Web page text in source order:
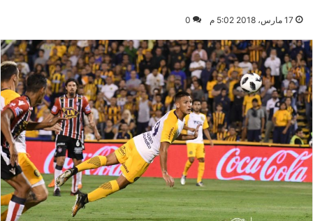
17 مارس، 2018 5:02 م 0